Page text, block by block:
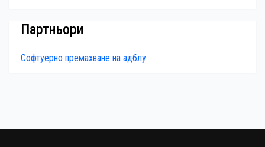
Партньори
Софтуерно премахване на адблу